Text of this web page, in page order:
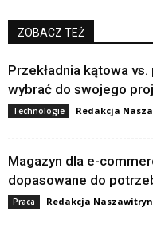
ZOBACZ TEŻ
Przekładnia kątowa
wybrać do swojego
Technologie Redakcja
Magazyn dla e-
dopasowane do
Praca Redakcja